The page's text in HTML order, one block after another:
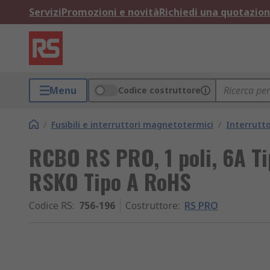
ServiziPromozioni e novitàRichiedi una
Menu Codice costruttore
/ Fusibili e interruttori magnetotermici /
RCBO RS PRO, 1 poli, 6A
RSKO Tipo A RoHS
Codice RS: 756-196 Costruttore: RS PRO